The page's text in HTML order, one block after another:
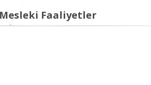
Faaliyetler